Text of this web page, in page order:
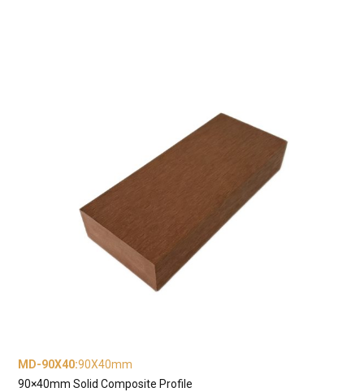
MD-90X40:90X40mm
90×40mm Solid Composite Profile